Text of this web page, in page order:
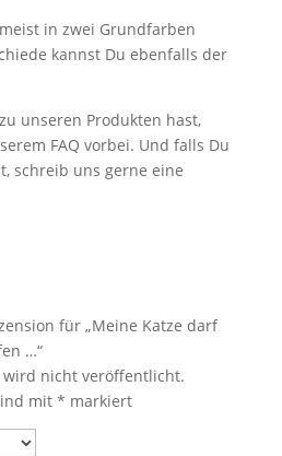
in zwei Grundfarben
kannst Du ebenfalls der
unseren Produkten hast,
FAQ vorbei. Und falls Du
schreib uns gerne eine
für „Meine Katze darf
…“
wird nicht veröffentlicht.
mit * markiert